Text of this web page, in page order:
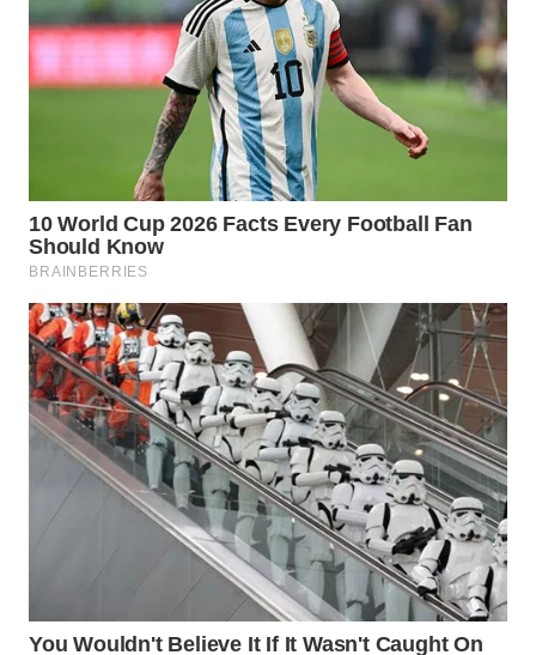
WN
MANDALIKA
WN
LABUANBAJO
BORNEO
Wahana
Media
Group
WAHANA
NEWS
WAHANA